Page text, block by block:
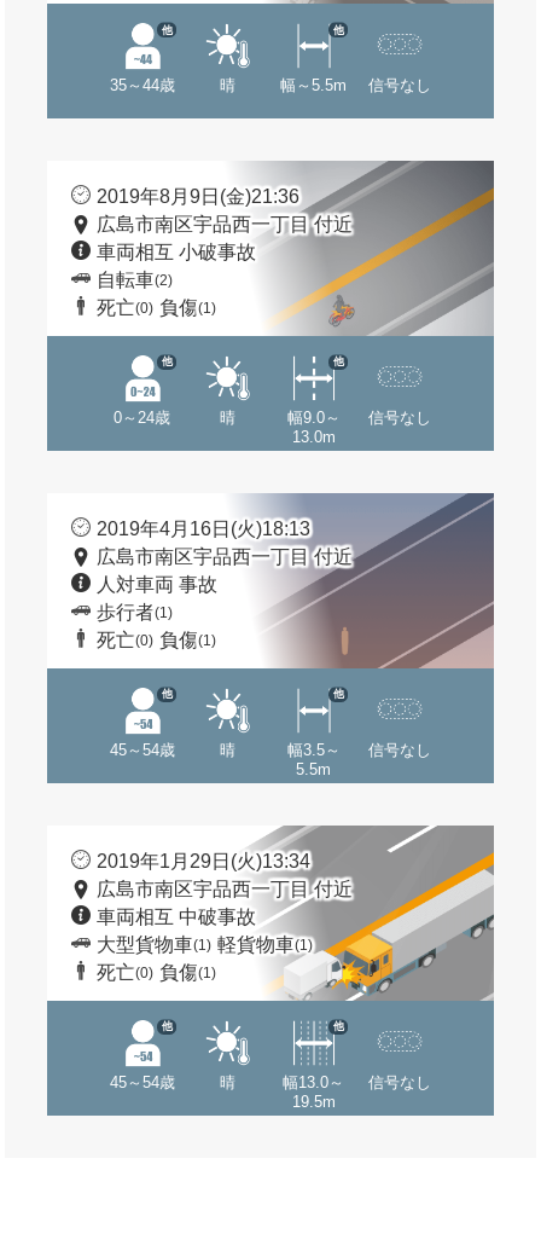
35～44歳
他
晴 幅～5.5m
他
信号なし
2019年8月9日(金)21:36
広島市南区宇品西一丁目 付近
車両相互 小破事故
自転車(2)
死亡(0) 負傷(1)
0～24歳
他
晴
幅9.0～
13.0m
他
信号なし
2019年4月16日(火)18:13
広島市南区宇品西一丁目 付近
人対車両 事故
歩行者(1)
死亡(0) 負傷(1)
45～54歳
他
晴
幅3.5～
5.5m
他
信号なし
2019年1月29日(火)13:34
広島市南区宇品西一丁目 付近
車両相互 中破事故
大型貨物車(1) 軽貨物車(1)
死亡(0) 負傷(1)
45～54歳
他
晴
幅13.0～
19.5m
他
信号なし